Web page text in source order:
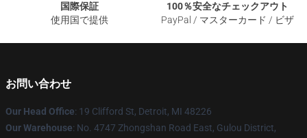
国際保証
使用国で提供
100％安全なチェックアウト
PayPal / マスターカード / ビザ
お問い合わせ
Our Head Office: 19 Clifford St, Detroit, MI 48226
Our Warehouse: No. 4747 Zhongshan Road East, Gulou District,